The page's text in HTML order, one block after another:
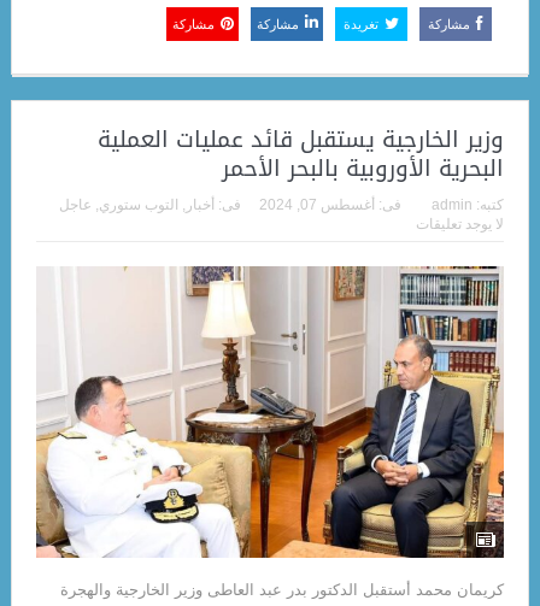
مشاركة تغريدة مشاركة مشاركة
وزير الخارجية يستقبل قائد عمليات العملية
البحرية الأوروبية بالبحر الأحمر
كتبه: admin فى: أغسطس 07, 2024 فى: أخبار , التوب ستوري, عاجل
لا يوجد تعليقات
كريمان محمد أستقبل الدكتور بدر عبد العاطى وزير الخارجية والهجرة